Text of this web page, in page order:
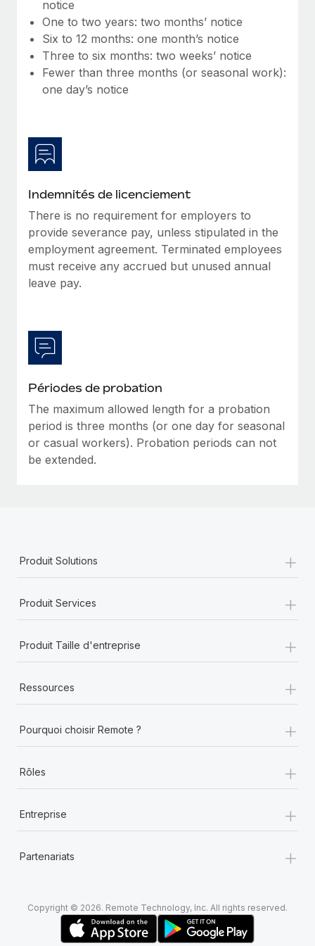
Création d’entité
Établissez des entités rapidement et en toute
conformité
Mobilité et déménagement international
Organisez facilement le déménagement de vos
Avantages sociaux
Gérez facilement les avantages sociaux
Explorer le blog
Mises à jour des produits de Remote :
Remote a toujours pour mission d'aider les entreprises de
toute taille à embaucher, gérer et payer...
En savoir plus
Comment Phiture gère ses 55 employés
répartis dans 19 pays grâce à Remote
Phiture, un leader notable du conseil en matière de
notice
One to two years: two months’ notice
Six to 12 months: one month’s notice
Three to six months: two weeks’ notice
Fewer than three months (or seasonal work):
one day’s notice
Indemnités de licenciement
There is no requirement for employers to
provide severance pay, unless stipulated in the
employment agreement. Terminated employees
must receive any accrued but unused annual
leave pay.
Périodes de probation
The maximum allowed length for a probation
period is three months (or one day for seasonal
or casual workers). Probation periods can not
be extended.
Produit Solutions +
Produit Services +
Produit Taille d'entreprise +
Ressources +
Pourquoi choisir Remote ? +
Rôles +
Entreprise +
Partenariats +
Copyright © 2026. Remote Technology, Inc. All rights reserved.